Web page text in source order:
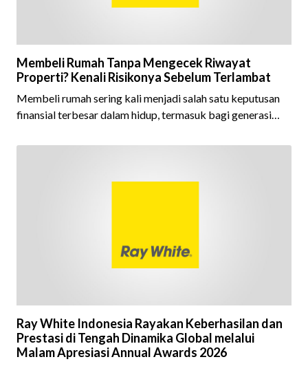
Membeli Rumah Tanpa Mengecek Riwayat
Properti? Kenali Risikonya Sebelum Terlambat
Membeli rumah sering kali menjadi salah satu keputusan
finansial terbesar dalam hidup, termasuk bagi generasi
kepemilikan hunian maupun investasi properti. Namun
fokus pada harga atau lokasi tanpa memperhatikan
Ray White Indonesia Rayakan Keberhasilan dan
Prestasi di Tengah Dinamika Global melalui
Malam Apresiasi Annual Awards 2026